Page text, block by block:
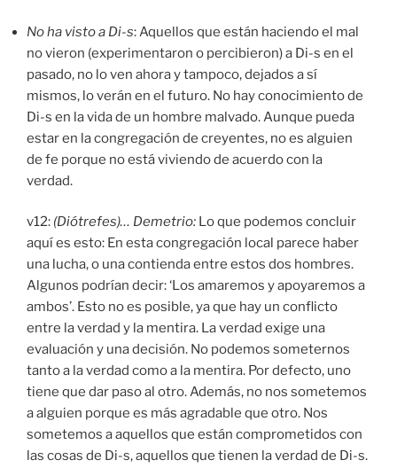
No ha visto a Di-s: Aquellos que están haciendo el mal
no vieron (experimentaron o percibieron) a Di-s en el
pasado, no lo ven ahora y tampoco, dejados a sí
mismos, lo verán en el futuro. No hay conocimiento de
Di-s en la vida de un hombre malvado. Aunque pueda
estar en la congregación de creyentes, no es alguien
de fe porque no está viviendo de acuerdo con la
verdad.
v12: (Diótrefes)… Demetrio: Lo que podemos concluir
aquí es esto: En esta congregación local parece haber
una lucha, o una contienda entre estos dos hombres.
Algunos podrían decir: ‘Los amaremos y apoyaremos a
ambos’. Esto no es posible, ya que hay un conflicto
entre la verdad y la mentira. La verdad exige una
evaluación y una decisión. No podemos someternos
tanto a la verdad como a la mentira. Por defecto, uno
tiene que dar paso al otro. Además, no nos sometemos
a alguien porque es más agradable que otro. Nos
sometemos a aquellos que están comprometidos con
las cosas de Di-s, aquellos que tienen la verdad de Di-s.